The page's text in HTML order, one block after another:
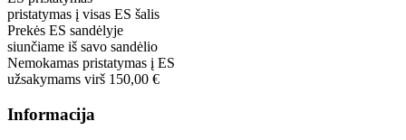
pristatymas į visas ES šalis
Prekės ES sandėlyje
siunčiame iš savo sandėlio
Nemokamas pristatymas į ES
užsakymams virš 150,00 €
Informacija